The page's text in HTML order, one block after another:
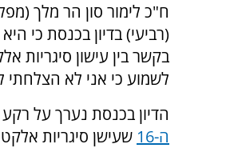
ח"כ לימור סון הר מלך
(רביעי) בדיון בכנסת כי
בקשר בין עישון סיגריות
לשמוע כי אני לא הצלחתי
הדיון בכנסת נערך על
ה-16
שעישן סיגריות